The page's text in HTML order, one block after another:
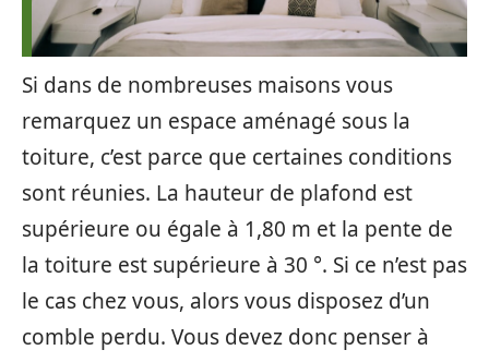
Si dans de nombreuses maisons vous
remarquez un espace aménagé sous la
toiture, c’est parce que certaines conditions
sont réunies. La hauteur de plafond est
supérieure ou égale à 1,80 m et la pente de
la toiture est supérieure à 30 °. Si ce n’est pas
le cas chez vous, alors vous disposez d’un
comble perdu. Vous devez donc penser à